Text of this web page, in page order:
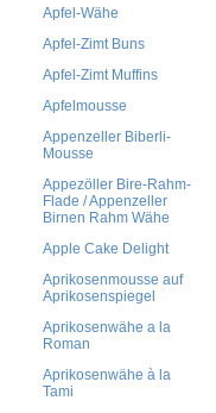
Apfel-Wähe
Apfel-Zimt Buns
Apfel-Zimt Muffins
Apfelmousse
Appenzeller Biberli-
Mousse
Appezöller Bire-Rahm-
Flade / Appenzeller
Birnen Rahm Wähe
Apple Cake Delight
Aprikosenmousse auf
Aprikosenspiegel
Aprikosenwähe a la
Roman
Aprikosenwähe à la
Tami